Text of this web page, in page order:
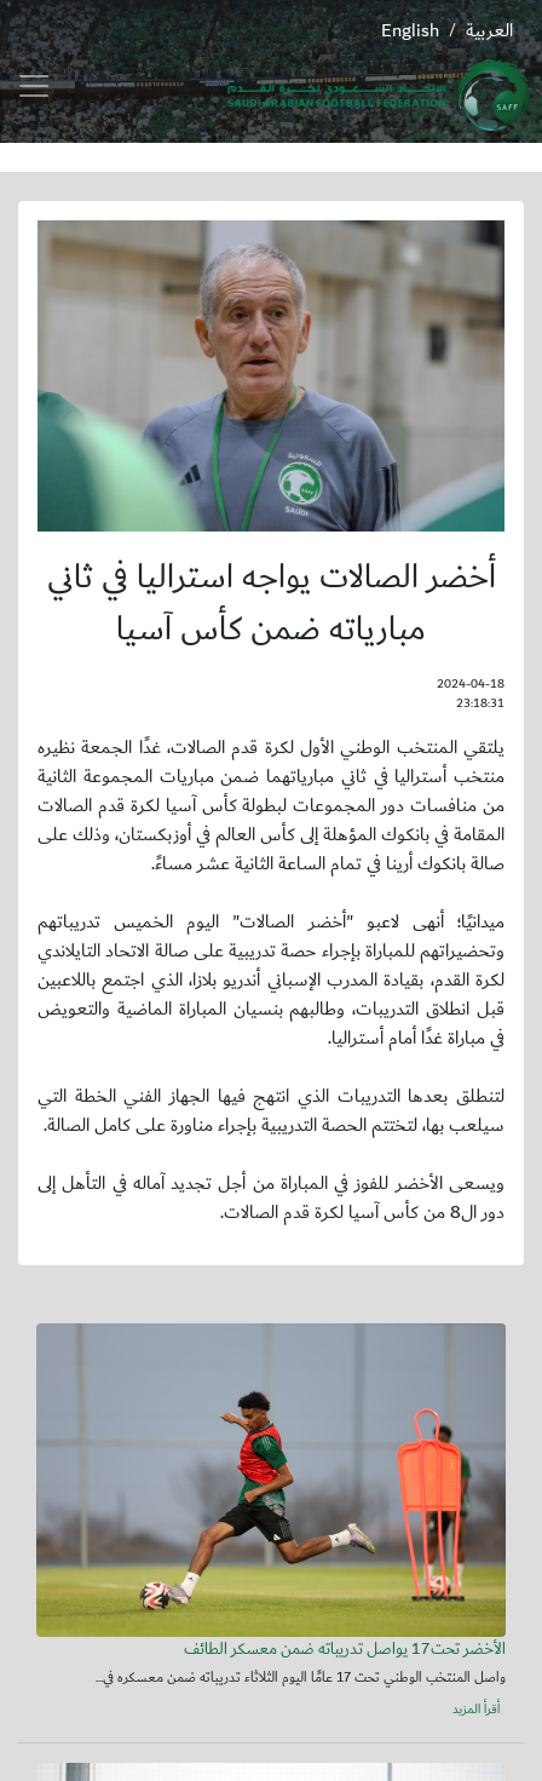
English / العربية
أخضر الصالات يواجه استراليا في ثاني
مبارياته ضمن كأس آسيا
2024-04-18
23:18:31
يلتقي المنتخب الوطني الأول لكرة قدم الصالات، غدًا الجمعة نظيره
منتخب أستراليا في ثاني مبارياتهما ضمن مباريات المجموعة الثانية
من منافسات دور المجموعات لبطولة كأس آسيا لكرة قدم الصالات
المقامة في بانكوك المؤهلة إلى كأس العالم في أوزبكستان، وذلك على
صالة بانكوك أرينا في تمام الساعة الثانية عشر مساءً.
ميدانيًا؛ أنهى لاعبو "أخضر الصالات" اليوم الخميس تدريباتهم
وتحضيراتهم للمباراة بإجراء حصة تدريبية على صالة الاتحاد التايلاندي
لكرة القدم، بقيادة المدرب الإسباني أندريو بلازا، الذي اجتمع باللاعبين
قبل انطلاق التدريبات، وطالبهم بنسيان المباراة الماضية والتعويض
في مباراة غدًا أمام أستراليا.
لتنطلق بعدها التدريبات الذي انتهج فيها الجهاز الفني الخطة التي
سيلعب بها، لتختتم الحصة التدريبية بإجراء مناورة على كامل الصالة.
ويسعى الأخضر للفوز في المباراة من أجل تجديد آماله في التأهل إلى
دور ال8 من كأس آسيا لكرة قدم الصالات.
الأخضر تحت17 يواصل تدريباته ضمن معسكر الطائف
واصل المنتخب الوطني تحت 17 عامًا اليوم الثلاثاء تدريباته ضمن معسكره في...
أقرأ المزيد